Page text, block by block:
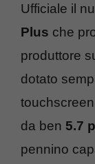
Ufficiale il
Plus che
produttore
dotato
da ben 5.7
pennino